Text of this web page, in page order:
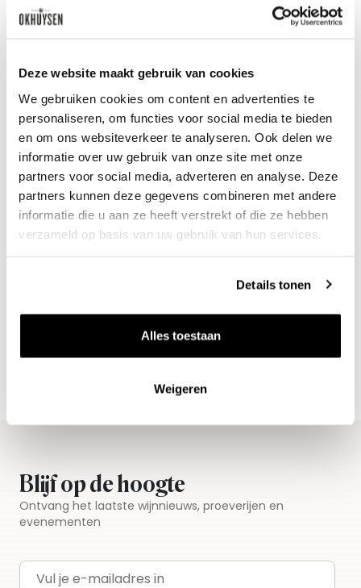
Deze website maakt gebruik van cookies
We gebruiken cookies om content en advertenties te
personaliseren, om functies voor social media te bieden
en om ons websiteverkeer te analyseren. Ook delen we
informatie over uw gebruik van onze site met onze
partners voor social media, adverteren en analyse. Deze
partners kunnen deze gegevens combineren met andere
informatie die u aan ze heeft verstrekt of die ze hebben
verzameld op basis van uw gebruik van hun services.
Details tonen
Alles toestaan
Weigeren
Txakolina is dé ideale wijn bij oesters,
van San Sébastian.
Nieuws & inspiratie in Vineé Vineuse
Vandaag voor 12.00 uur besteld, morgen in huis
Gratis thuisbezorgd vanaf €115,00
Iedere wijn per fles te bestellen
Blijf op de hoogte
Ontvang het laatste wijnnieuws, proeverijen en
evenementen
E-mailadres